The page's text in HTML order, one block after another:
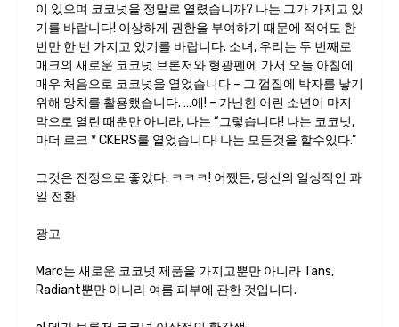
이 있으며 코코넛을 정말로 열렸습니까? 나는 그가 가지고 있
기를 바랍니다! 이상하게 권한을 부여하기 때문에 적어도 한
번만 한 번 가지고 있기를 바랍니다. 소녀, 우리는 두 번째로
매크의 새로운 코코넛 브론저와 형광펜에 가서 오늘 아침에
매우 처음으로 코코넛을 열었습니다 – 그 껍질에 박자를 낳기
위해 망치를 활용했습니다. …에! – 가난한 어린 소년이 마지
막으로 열린 때뿐만 아니라, 나는 “그렇습니다! 나는 코코넛,
마더 르크 * CKERS를 열었습니다! 나는 모든것을 할수있다.”
그것은 진정으로 좋았다. ㅋㅋㅋ! 어쨌든, 당신의 일상적인 과
일 전환.
광고
Marc는 새로운 코코넛 제품을 가지고뿐만 아니라 Tans,
Radiant뿐만 아니라 여름 피부에 관한 것입니다.